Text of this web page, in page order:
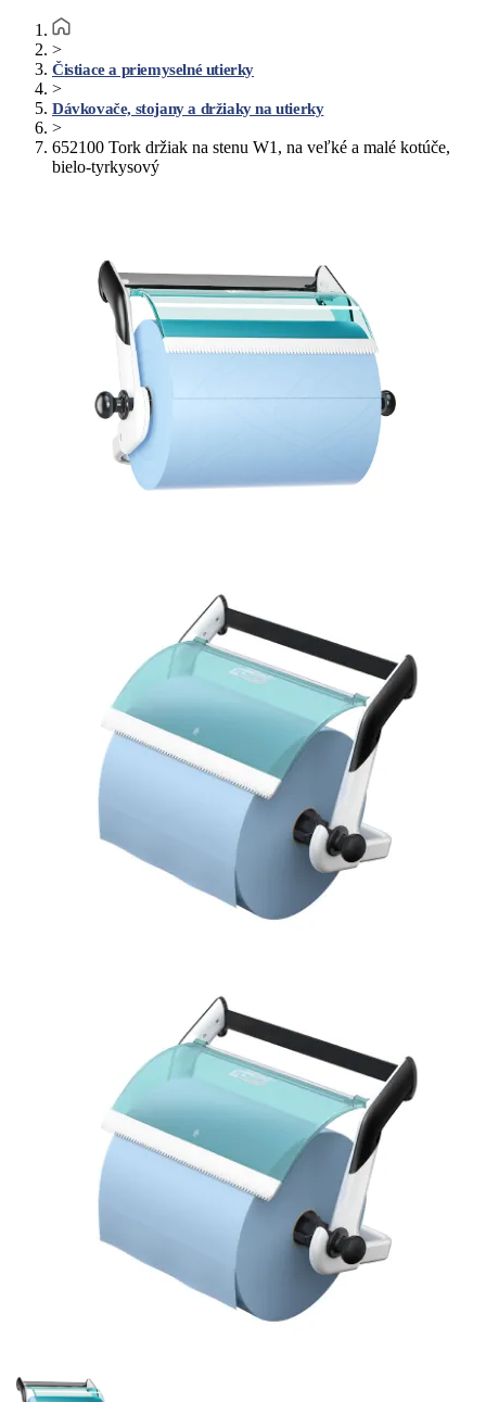
>
Čistiace a priemyselné utierky
>
Dávkovače, stojany a držiaky na utierky
>
652100 Tork držiak na stenu W1, na veľké a malé kotúče,
bielo-tyrkysový